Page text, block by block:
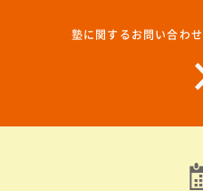
塾に関するお問い合わ